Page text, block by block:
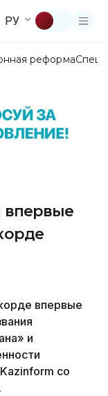
РУ
реформа
впервые
впервые
и
со